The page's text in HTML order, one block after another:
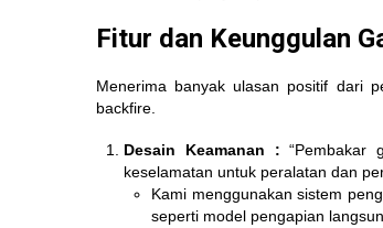
Fitur dan Keunggulan
Menerima banyak ulasan positif dari
backfire.
Desain Keamanan : “Pembakar
keselamatan untuk peralatan dan
Kami menggunakan sistem
seperti model pengapian